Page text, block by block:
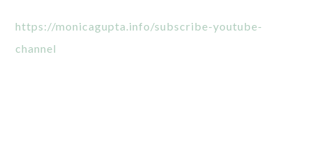
https://monicagupta.info/subscribe-youtube-
channel